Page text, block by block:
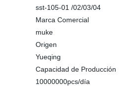
sst-105-01 /02/03/04
Marca Comercial
muke
Origen
Yueqing
Capacidad de Producción
10000000pcs/día